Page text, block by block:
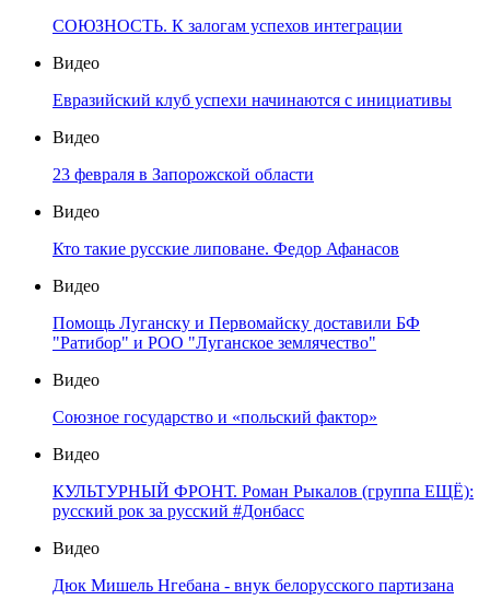
СОЮЗНОСТЬ. К залогам успехов интеграции
Видео
Евразийский клуб успехи начинаются с инициативы
Видео
23 февраля в Запорожской области
Видео
Кто такие русские липоване. Федор Афанасов
Видео
Помощь Луганску и Первомайску доставили БФ
"Ратибор" и РОО "Луганское землячество"
Видео
Союзное государство и «польский фактор»
Видео
КУЛЬТУРНЫЙ ФРОНТ. Роман Рыкалов (группа ЕЩЁ):
русский рок за русский #Донбасс
Видео
Дюк Мишель Нгебана - внук белорусского партизана